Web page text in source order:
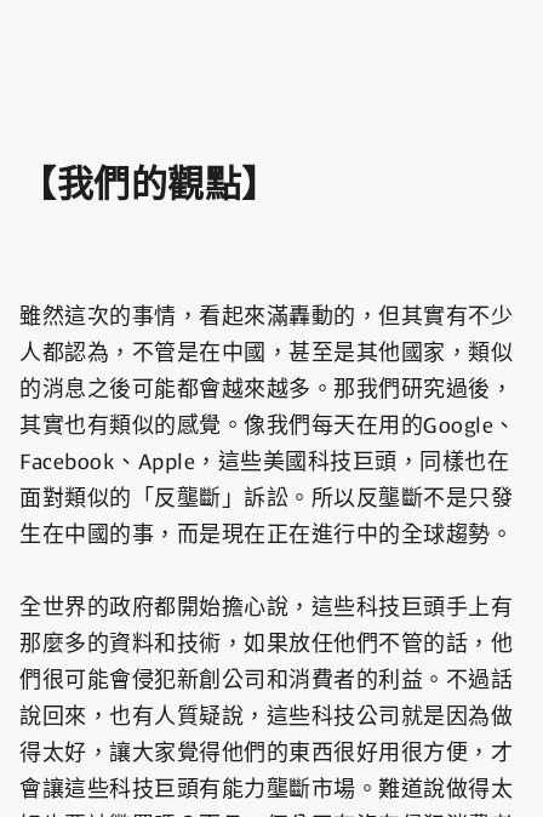
【我們的觀點】
雖然這次的事情，看起來滿轟動的，但其實有不少
人都認為，不管是在中國，甚至是其他國家，類似
的消息之後可能都會越來越多。那我們研究過後，
其實也有類似的感覺。像我們每天在用的Google、
Facebook、Apple，這些美國科技巨頭，同樣也在
面對類似的「反壟斷」訴訟。所以反壟斷不是只發
生在中國的事，而是現在正在進行中的全球趨勢。
全世界的政府都開始擔心說，這些科技巨頭手上有
那麼多的資料和技術，如果放任他們不管的話，他
們很可能會侵犯新創公司和消費者的利益。不過話
說回來，也有人質疑說，這些科技公司就是因為做
得太好，讓大家覺得他們的東西很好用很方便，才
會讓這些科技巨頭有能力壟斷市場。難道說做得太